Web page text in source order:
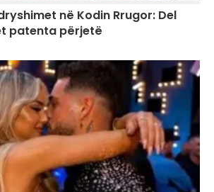
në Kodin Rrugor: Del
patenta përjetë